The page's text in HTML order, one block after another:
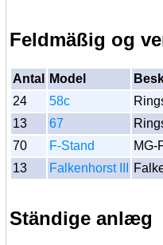
Feldmäßig og
Antal Model
24
58c
13
67
70
F-Stand
MG-
13
Falkenhorst III
Ständige anlæg